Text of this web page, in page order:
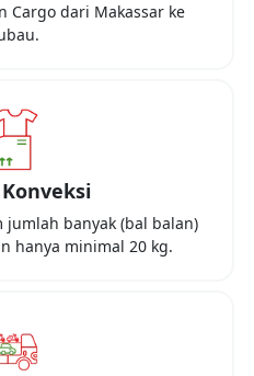
Cargo dari Makassar ke
.
banyak (bal balan)
hanya minimal 20 kg.